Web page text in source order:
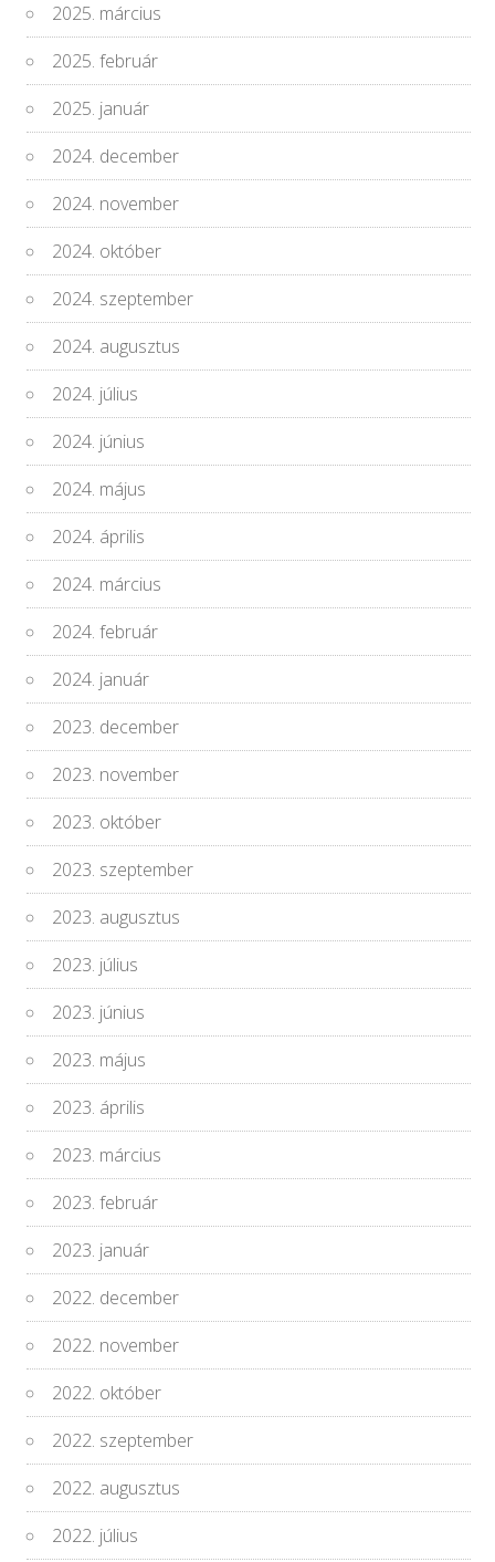
2025. március
2025. február
2025. január
2024. december
2024. november
2024. október
2024. szeptember
2024. augusztus
2024. július
2024. június
2024. május
2024. április
2024. március
2024. február
2024. január
2023. december
2023. november
2023. október
2023. szeptember
2023. augusztus
2023. július
2023. június
2023. május
2023. április
2023. március
2023. február
2023. január
2022. december
2022. november
2022. október
2022. szeptember
2022. augusztus
2022. július